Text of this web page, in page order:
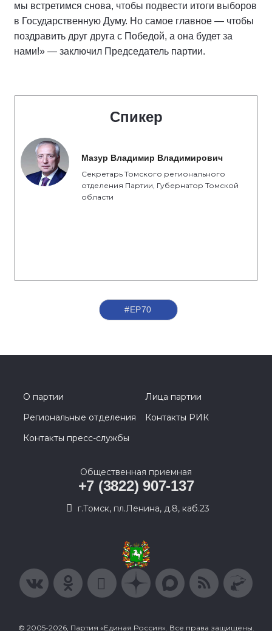
мы встретимся снова, чтобы подвести итоги выборов
в Государственную Думу. Но самое главное — чтобы
поздравить друг друга с Победой, а она будет за
нами!» — заключил Председатель партии.
Спикер
Мазур Владимир Владимирович
Секретарь Томского регионального
отделения Партии, Губернатор Томской
области
#ЕР70
О партии
Лица партии
Региональные отделения
Контакты РИК
Контакты пресс-службы
Общественная приемная
+7 (3822) 907-137
г.Томск, пл.Ленина, д.8, каб.23
© 2005-2026, Партия «Единая Россия». Все права защищены.